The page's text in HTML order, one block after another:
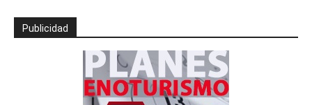
Publicidad